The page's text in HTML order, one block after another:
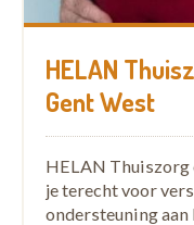
HELAN
Gent West
HELAN
je terecht voor
ondersteuning